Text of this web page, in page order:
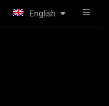
English